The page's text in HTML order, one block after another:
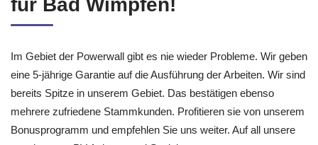
Erstklassige PV Anlagen auch
Im Gebiet der Powerwall gibt es nie wieder Probleme. Wir geben
eine 5-jährige Garantie auf die Ausführung der Arbeiten. Wir sind
bereits Spitze in unserem Gebiet. Das bestätigen ebenso